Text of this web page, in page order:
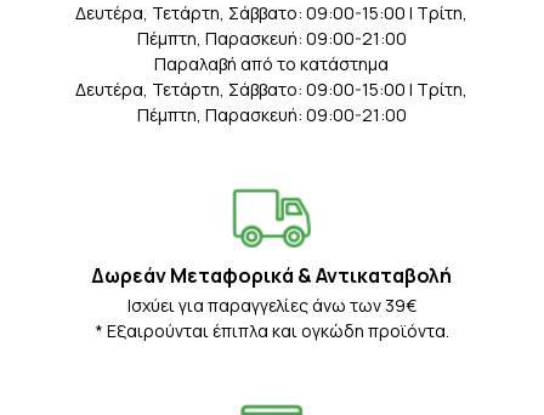
Δευτέρα, Τετάρτη, Σάββατο: 09:00-15:00 | Τρίτη,
Πέμπτη, Παρασκευή: 09:00-21:00
Παραλαβή από το κατάστημα
Δευτέρα, Τετάρτη, Σάββατο: 09:00-15:00 | Τρίτη,
Πέμπτη, Παρασκευή: 09:00-21:00
Δωρεάν Μεταφορικά & Αντικαταβολή
Iσχύει για παραγγελίες άνω των 39€
* Eξαιρούνται έπιπλα και ογκώδη προϊόντα.